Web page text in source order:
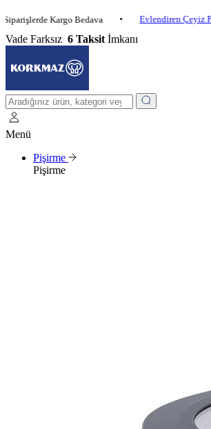
Kargo Bedava • Evlendiren Çeyiz Paketleri
Vade Farksız 6 Taksit İmkanı
Menü
Pişirme
Pişirme